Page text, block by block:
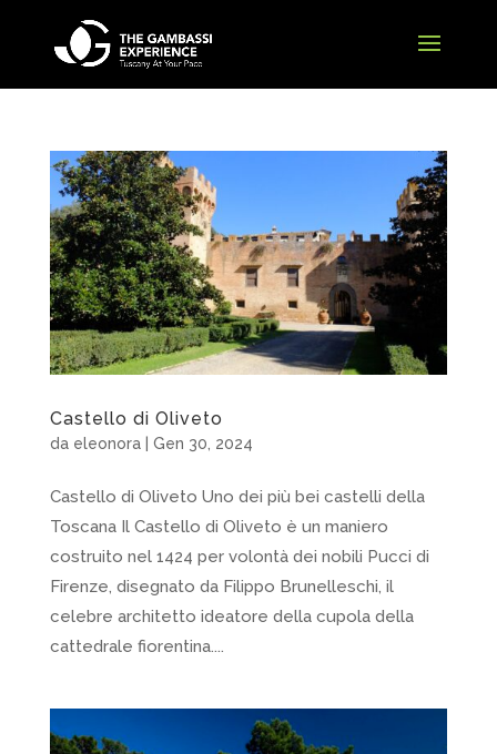
Castello di Oliveto
da eleonora| Gen 30, 2024
Castello di Oliveto Uno dei più bei castelli della
Toscana Il Castello di Oliveto è un maniero
costruito nel 1424 per volontà dei nobili Pucci di
Firenze, disegnato da Filippo Brunelleschi, il
celebre architetto ideatore della cupola della
cattedrale fiorentina....